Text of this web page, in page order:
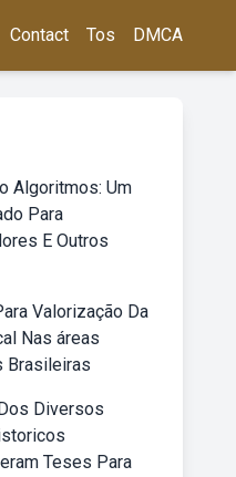
Contact Tos DMCA
Algoritmos: Um
Para
E Outros
Valorização Da
Nas áreas
Brasileiras
Diversos
Teses Para